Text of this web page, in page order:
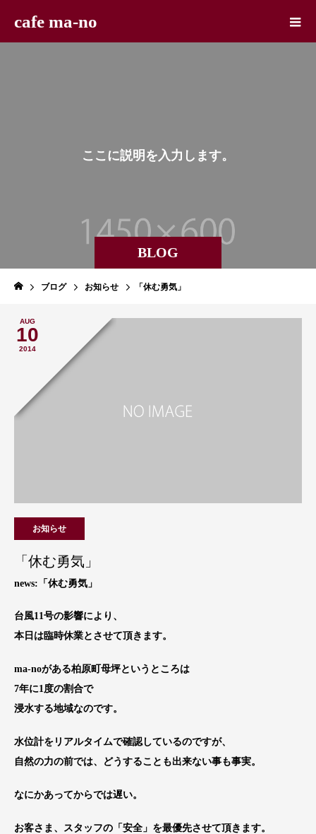
cafe ma-no
BLOG
こ こ に説明 を 入 力 し ま す。
ブログ お知らせ 「休む勇気」
AUG
10
2014
お知らせ
「休む勇気」
news:「休む勇気」
台風11号の影響により、
本日は臨時休業とさせて頂きます。
ma-noがある柏原町母坪というところは
7年に1度の割合で
浸水する地域なのです。
水位計をリアルタイムで確認しているのですが、
自然の力の前では、どうすることも出来ない事も事実。
なにかあってからでは遅い。
お客さま、スタッフの「安全」を最優先させて頂きます。